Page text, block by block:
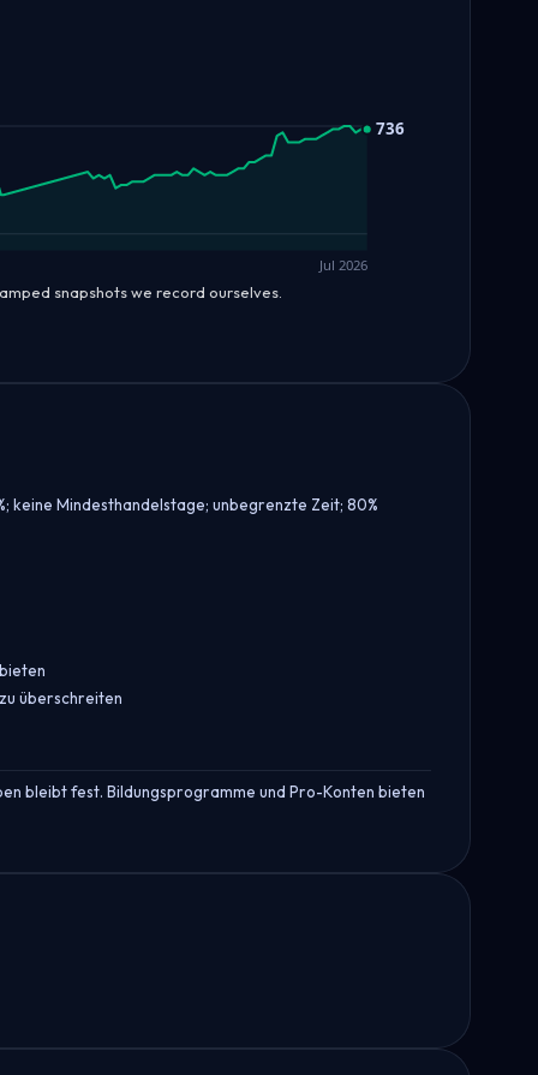
736
Jul 2026
snapshots we record ourselves.
keine Mindesthandelstage; unbegrenzte Zeit; 80%
überschreiten
bleibt fest. Bildungsprogramme und Pro-Konten bieten